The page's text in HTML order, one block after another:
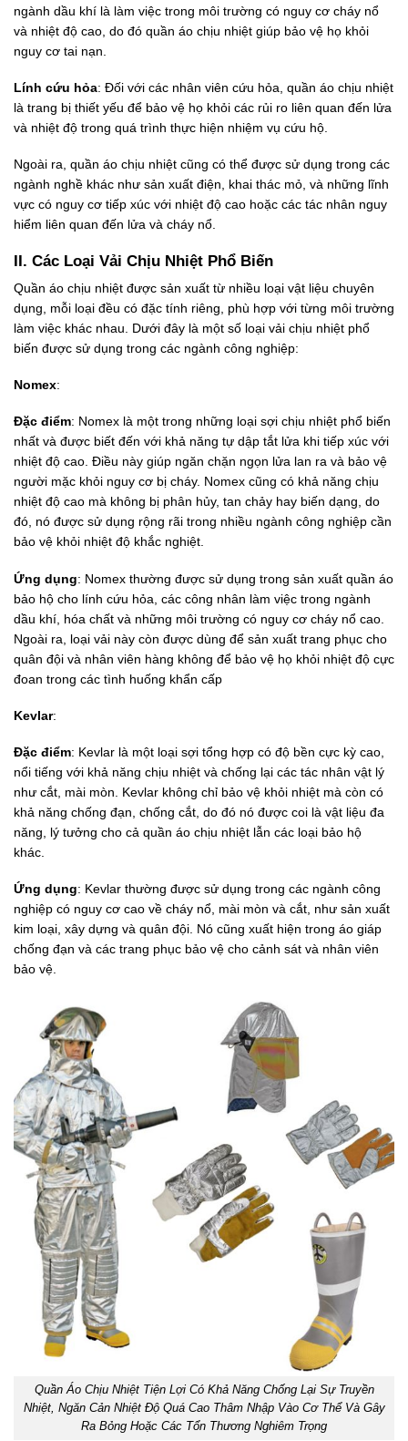
ngành dầu khí là làm việc trong môi trường có nguy cơ cháy nổ
và nhiệt độ cao, do đó quần áo chịu nhiệt giúp bảo vệ họ khỏi
nguy cơ tai nạn.
Lính cứu hỏa: Đối với các nhân viên cứu hỏa, quần áo chịu nhiệt
là trang bị thiết yếu để bảo vệ họ khỏi các rủi ro liên quan đến lửa
và nhiệt độ trong quá trình thực hiện nhiệm vụ cứu hộ.
Ngoài ra, quần áo chịu nhiệt cũng có thể được sử dụng trong các
ngành nghề khác như sản xuất điện, khai thác mỏ, và những lĩnh
vực có nguy cơ tiếp xúc với nhiệt độ cao hoặc các tác nhân nguy
hiểm liên quan đến lửa và cháy nổ.
II. Các Loại Vải Chịu Nhiệt Phổ Biến
Quần áo chịu nhiệt được sản xuất từ nhiều loại vật liệu chuyên
dụng, mỗi loại đều có đặc tính riêng, phù hợp với từng môi trường
làm việc khác nhau. Dưới đây là một số loại vải chịu nhiệt phổ
biến được sử dụng trong các ngành công nghiệp:
Nomex:
Đặc điểm: Nomex là một trong những loại sợi chịu nhiệt phổ biến
nhất và được biết đến với khả năng tự dập tắt lửa khi tiếp xúc với
nhiệt độ cao. Điều này giúp ngăn chặn ngọn lửa lan ra và bảo vệ
người mặc khỏi nguy cơ bị cháy. Nomex cũng có khả năng chịu
nhiệt độ cao mà không bị phân hủy, tan chảy hay biến dạng, do
đó, nó được sử dụng rộng rãi trong nhiều ngành công nghiệp cần
bảo vệ khỏi nhiệt độ khắc nghiệt.
Ứng dụng: Nomex thường được sử dụng trong sản xuất quần áo
bảo hộ cho lính cứu hỏa, các công nhân làm việc trong ngành
dầu khí, hóa chất và những môi trường có nguy cơ cháy nổ cao.
Ngoài ra, loại vải này còn được dùng để sản xuất trang phục cho
quân đội và nhân viên hàng không để bảo vệ họ khỏi nhiệt độ cực
đoan trong các tình huống khẩn cấp
Kevlar:
Đặc điểm: Kevlar là một loại sợi tổng hợp có độ bền cực kỳ cao,
nổi tiếng với khả năng chịu nhiệt và chống lại các tác nhân vật lý
như cắt, mài mòn. Kevlar không chỉ bảo vệ khỏi nhiệt mà còn có
khả năng chống đạn, chống cắt, do đó nó được coi là vật liệu đa
năng, lý tưởng cho cả quần áo chịu nhiệt lẫn các loại bảo hộ
khác.
Ứng dụng: Kevlar thường được sử dụng trong các ngành công
nghiệp có nguy cơ cao về cháy nổ, mài mòn và cắt, như sản xuất
kim loại, xây dựng và quân đội. Nó cũng xuất hiện trong áo giáp
chống đạn và các trang phục bảo vệ cho cảnh sát và nhân viên
bảo vệ.
Quần Áo Chịu Nhiệt Tiện Lợi Có Khả Năng Chống Lại Sự Truyền
Nhiệt, Ngăn Cản Nhiệt Độ Quá Cao Thâm Nhập Vào Cơ Thể Và Gây
Ra Bỏng Hoặc Các Tổn Thương Nghiêm Trọng